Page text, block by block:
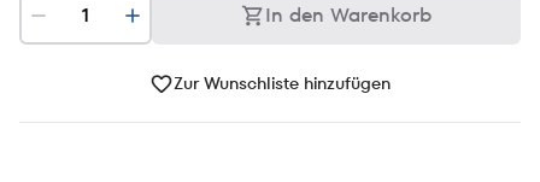
In den Warenkorb
Zur Wunschliste hinzufügen